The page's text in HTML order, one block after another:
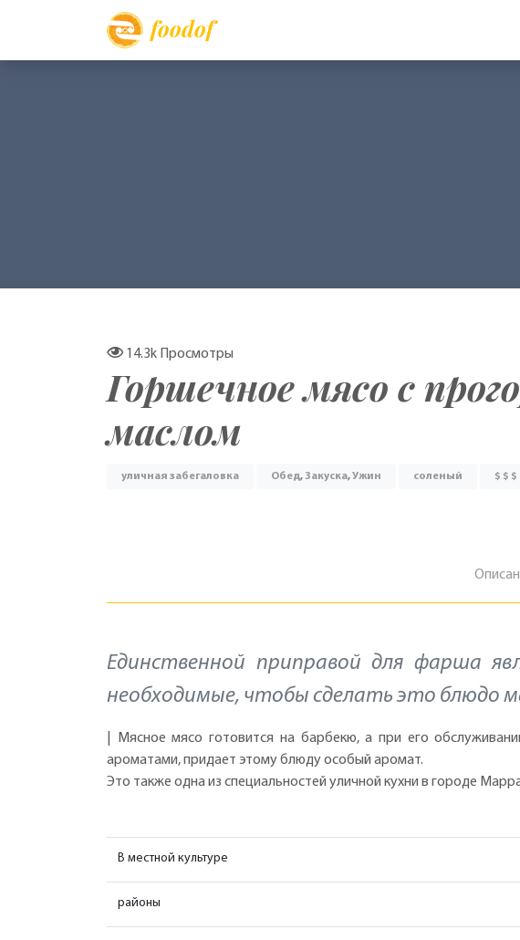
foodof
14.3k Просмотры
Горшечное мясо с
маслом
уличная забегаловка Обед, Закуска,Ужин соленый $ $ $
Единственной приправой для фарша
необходимые, чтобы сделать это блюдо
| Мясное мясо готовится на барбекю, а при его
ароматами, придает этому блюду особый аромат.
Это также одна из специальностей уличной кухни в городе
В местной культуре
районы